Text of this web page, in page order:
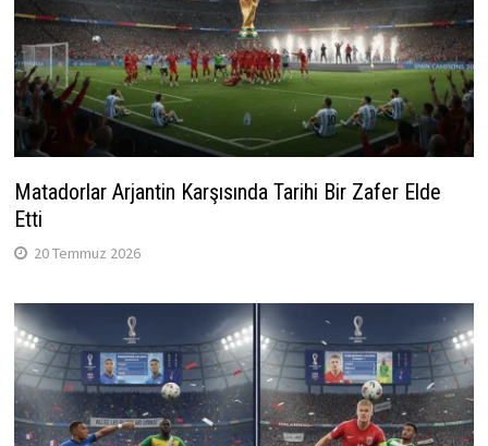
Matadorlar Arjantin Karşısında Tarihi Bir Zafer Elde
Etti
20 Temmuz 2026